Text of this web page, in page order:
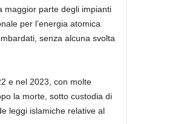
maggior parte degli impianti
per l’energia atomica
senza alcuna svolta
e nel 2023, con molte
la morte, sotto custodia di
leggi islamiche relative al